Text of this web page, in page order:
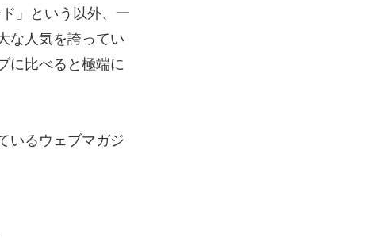
」という以外、一
な人気を誇ってい
に比べると極端に
いるウェブマガジ